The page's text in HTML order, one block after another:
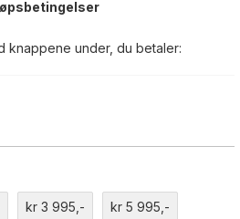
knappene under, du betaler:
kr 3 995,- kr 5 995,-